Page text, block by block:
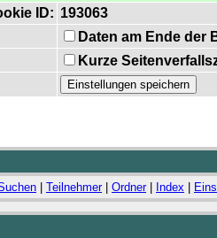
ID: 193063
Daten am Ende der
Kurze
Teilnehmer| Ordner| Index